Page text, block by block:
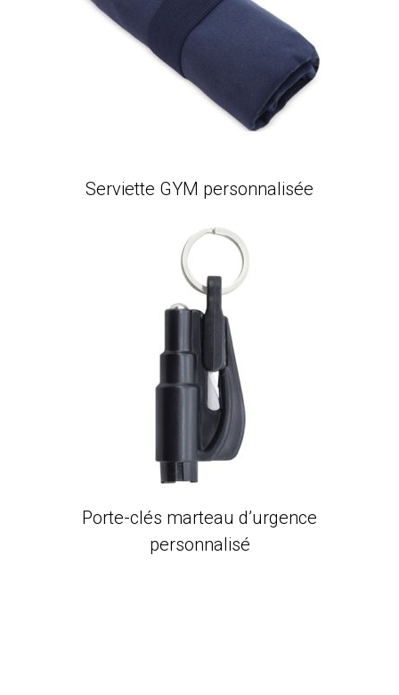
Serviette GYM personnalisée
Porte-clés marteau d’urgence
personnalisé